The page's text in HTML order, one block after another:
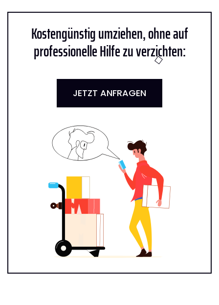
Kostengünstig umziehen, ohne auf
professionelle Hilfe zu verzichten:
JETZT ANFRAGEN